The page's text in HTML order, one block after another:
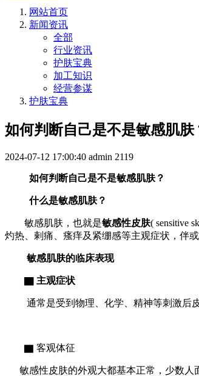
网站首页
新闻资讯
全部
行业资讯
护肤宝典
加工知识
经营参谋
护肤宝典
如何判断自己是不是敏感肌肤
2024-07-12 17:00:40 admin 2119
如何判断自己是不是敏感肌肤？
什么是敏感肌肤？
敏感肌肤，也就是敏感性皮肤( sensitive
灼热、剌痛、瘙痒及紧绷感等主观症状，伴
敏感肌肤的临床表现
▇ 主观症状
通常是受到物理、化学、精神等刺激后
▇ 客观体征
敏感性皮肤的外观大都基本正常，少数人